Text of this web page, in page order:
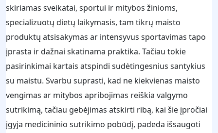
skiriamas sveikatai, sportui ir mitybos žinioms,
specializuotų dietų laikymasis, tam tikrų maisto
produktų atsisakymas ar intensyvus sportavimas tapo
įprasta ir dažnai skatinama praktika. Tačiau tokie
pasirinkimai kartais atspindi sudėtingesnius santykius
su maistu. Svarbu suprasti, kad ne kiekvienas maisto
vengimas ar mitybos apribojimas reiškia valgymo
sutrikimą, tačiau gebėjimas atskirti ribą, kai šie įpročiai
įgyja medicininio sutrikimo pobūdį, padeda išsaugoti